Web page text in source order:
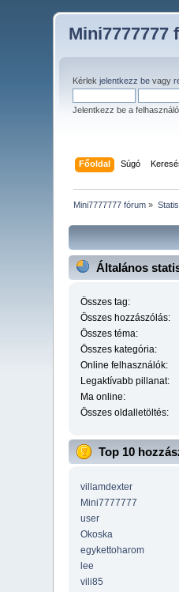
Mini7777777
Kérlekjelentkezz be vagy
Jelentkezz be a
Főoldal Súgó
Mini7777777 fórum »
Általános
Összes tag:
Összes hozzászólás:
Összes téma:
Összes kategória:
Online felhasználók:
Legaktívabb pillanat:
Ma online:
Összes oldalletöltés:
Top 10
villamdexter
Mini7777777
user
Okoska
egykettoharom
lee
vili85